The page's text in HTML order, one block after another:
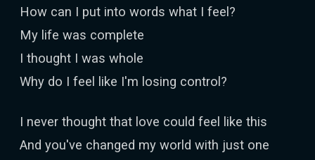
How can I put into words what I feel?
My life was complete
I thought I was whole
Why do I feel like I'm losing control?
I never thought that love could feel like this
And you've changed my world with just one